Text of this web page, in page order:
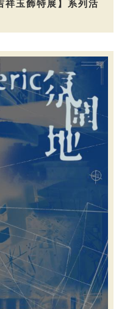
祥玉飾特展】系列活